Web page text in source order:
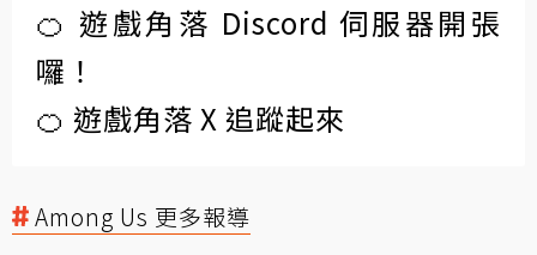
🍊 遊戲角落 Discord 伺服器開張
囉！
🍊 遊戲角落 X 追蹤起來
Among Us 更多報導